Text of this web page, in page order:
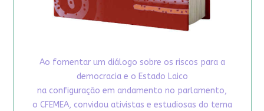
Ao fomentar um diálogo sobre os riscos para a
democracia e o Estado Laico
na configuração em andamento no parlamento,
o CFEMEA, convidou ativistas e estudiosas do tema